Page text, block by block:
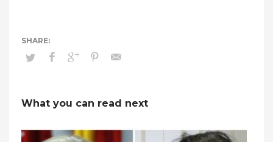
What you can read next